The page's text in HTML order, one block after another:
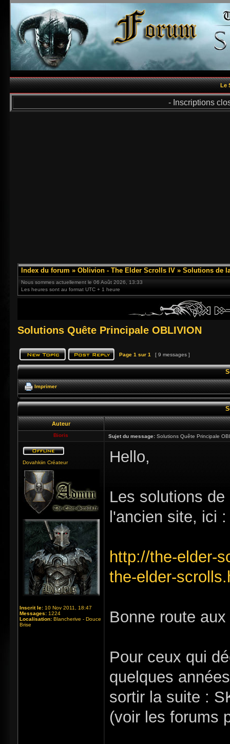
Le
- Inscriptions
Index du forum » Oblivion - The Elder Scrolls IV » Solutions de
Nous sommes actuellement le 06 Août 2026, 13:33
Les heures sont au format UTC + 1 heure
Solutions Quête Principale OBLIVION
Page 1 sur 1 [ 9 messages ]
Imprimer
Auteur
Bioris Sujet du message: Solutions Quête Principale
Dovahkiin Créateur
Inscrit le: 10 Nov 2011, 18:47
Messages: 1224
Localisation: Blancherive - Douce
Brise
Hello,
Les solutions
l'ancien site, ici :
http://the-elder-
the-elder-
Bonne route
Pour ceux qui
quelques
sortir la suite :
(voir les forums